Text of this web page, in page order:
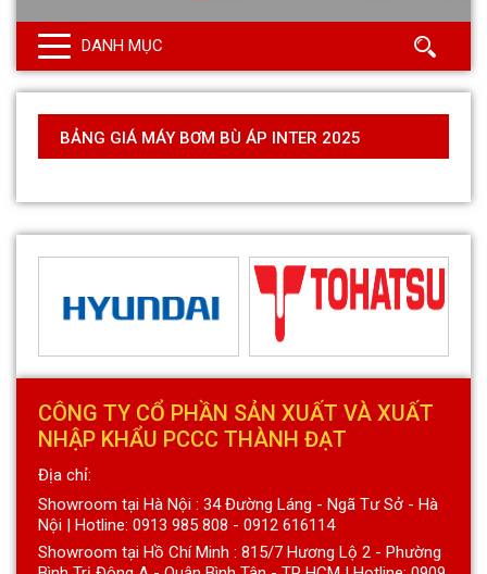
DANH MỤC
BẢNG GIÁ MÁY BƠM BÙ ÁP INTER 2025
CÔNG TY CỔ PHẦN SẢN XUẤT VÀ XUẤT
NHẬP KHẨU PCCC THÀNH ĐẠT
Địa chỉ:
Showroom tại Hà Nội : 34 Đường Láng - Ngã Tư Sở - Hà
Nội | Hotline: 0913 985 808 - 0912 616114
Showroom tại Hồ Chí Minh : 815/7 Hương Lộ 2 - Phường